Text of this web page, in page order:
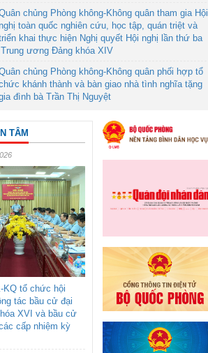
chủng Phòng không-Không quân tham gia Hội
nghị toàn quốc nghiên cứu, học tập, quán triệt và
khai thực hiện Nghị quyết Hội nghị lần thứ ba
Trung ương Đảng khóa XIV
chủng Phòng không-Không quân phối hợp tổ
khánh thành và bàn giao nhà tình nghĩa tặng
đình bà Trần Thị Nguyệt
TÂM
KQ tổ chức hội
tác bầu cử đại
XVI và bầu cử
cấp nhiệm kỳ